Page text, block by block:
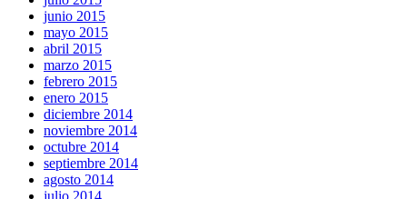
junio 2015
mayo 2015
abril 2015
marzo 2015
febrero 2015
enero 2015
diciembre 2014
noviembre 2014
octubre 2014
septiembre 2014
agosto 2014
julio 2014